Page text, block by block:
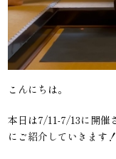
こんにちは。
本日は7/11-7/13に開催
にご紹介していきます！